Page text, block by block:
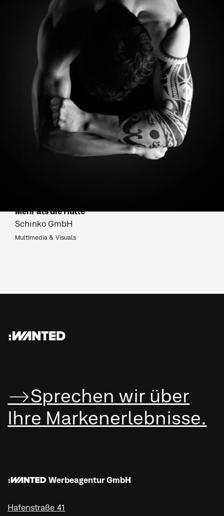
Mehr als die Hülle
Schinko GmbH
Multimedia & Visuals
:WANTED
Sprechen wir über
Ihre Marken­erleb­nisse.
:WANTED Werbeagentur GmbH
Hafenstraße 41